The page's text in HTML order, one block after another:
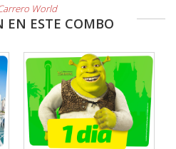
World
EN ESTE COMBO